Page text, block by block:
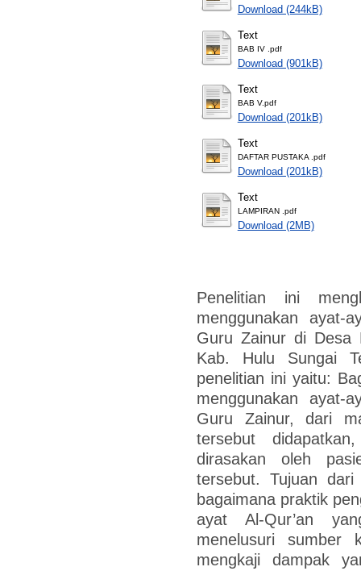
Download (244kB)
Text
BAB IV .pdf
Download (901kB)
Text
BAB V.pdf
Download (201kB)
Text
DAFTAR PUSTAKA .pdf
Download (201kB)
Text
LAMPIRAN .pdf
Download (2MB)
Penelitian ini
menggunakan ayat-
Guru Zainur di Desa
Kab. Hulu Sungai
penelitian ini yaitu:
menggunakan ayat-
Guru Zainur, dari
tersebut
dirasakan oleh
tersebut. Tujuan
bagaimana praktik
ayat Al-Qur’an
menelusuri sumber
mengkaji dampak